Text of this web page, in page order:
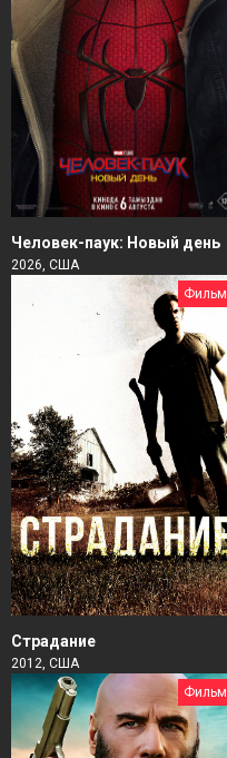
Человек-паук: Новый день
2026, США
Фильм
Страдание
2012, США
Фильм